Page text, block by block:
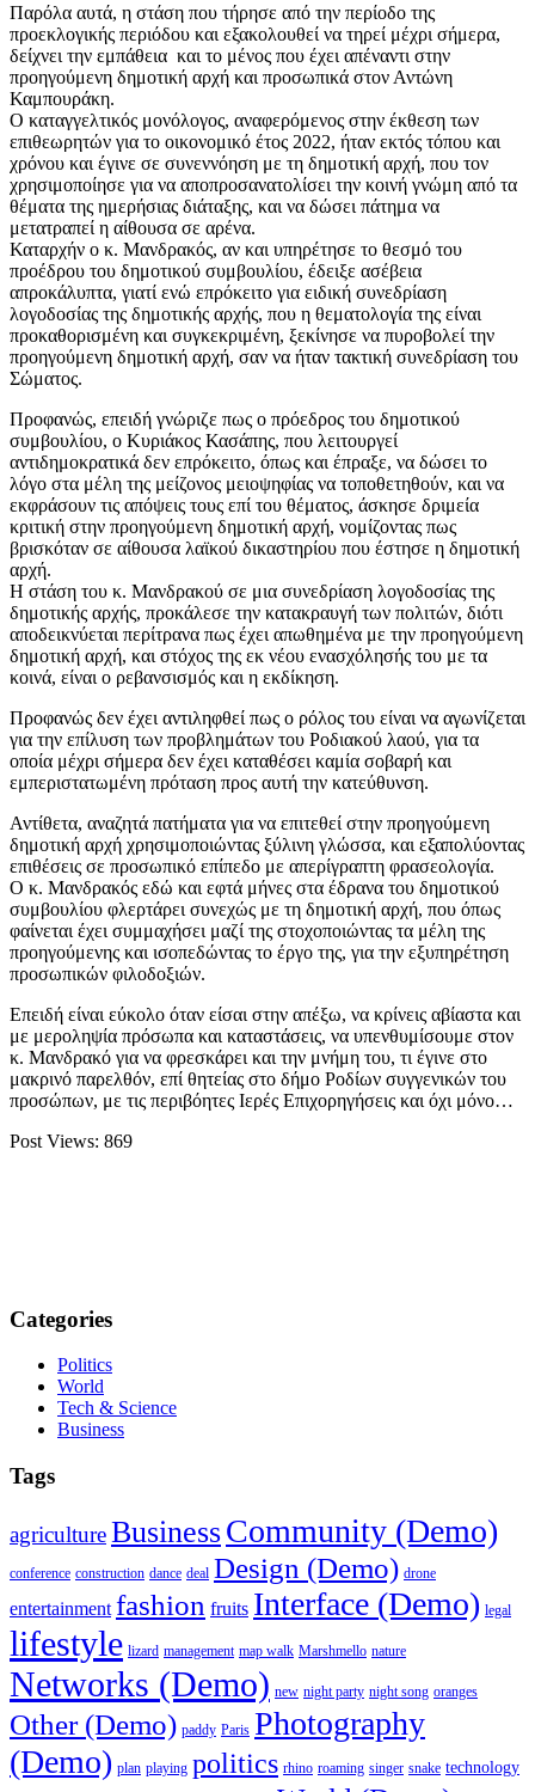
Παρόλα αυτά, η στάση που τήρησε από την περίοδο της
προεκλογικής περιόδου και εξακολουθεί να τηρεί μέχρι σήμερα,
δείχνει την εμπάθεια και το μένος που έχει απέναντι στην
προηγούμενη δημοτική αρχή και προσωπικά στον Αντώνη
Καμπουράκη.
Ο καταγγελτικός μονόλογος, αναφερόμενος στην έκθεση των
επιθεωρητών για το οικονομικό έτος 2022, ήταν εκτός τόπου και
χρόνου και έγινε σε συνεννόηση με τη δημοτική αρχή, που τον
χρησιμοποίησε για να αποπροσανατολίσει την κοινή γνώμη από τα
θέματα της ημερήσιας διάταξης, και να δώσει πάτημα να
μετατραπεί η αίθουσα σε αρένα.
Καταρχήν ο κ. Μανδρακός, αν και υπηρέτησε το θεσμό του
προέδρου του δημοτικού συμβουλίου, έδειξε ασέβεια
απροκάλυπτα, γιατί ενώ επρόκειτο για ειδική συνεδρίαση
λογοδοσίας της δημοτικής αρχής, που η θεματολογία της είναι
προκαθορισμένη και συγκεκριμένη, ξεκίνησε να πυροβολεί την
προηγούμενη δημοτική αρχή, σαν να ήταν τακτική συνεδρίαση του
Σώματος.
Προφανώς, επειδή γνώριζε πως ο πρόεδρος του δημοτικού
συμβουλίου, ο Κυριάκος Κασάπης, που λειτουργεί
αντιδημοκρατικά δεν επρόκειτο, όπως και έπραξε, να δώσει το
λόγο στα μέλη της μείζονος μειοψηφίας να τοποθετηθούν, και να
εκφράσουν τις απόψεις τους επί του θέματος, άσκησε δριμεία
κριτική στην προηγούμενη δημοτική αρχή, νομίζοντας πως
βρισκόταν σε αίθουσα λαϊκού δικαστηρίου που έστησε η δημοτική
αρχή.
Η στάση του κ. Μανδρακού σε μια συνεδρίαση λογοδοσίας της
δημοτικής αρχής, προκάλεσε την κατακραυγή των πολιτών, διότι
αποδεικνύεται περίτρανα πως έχει απωθημένα με την προηγούμενη
δημοτική αρχή, και στόχος της εκ νέου ενασχόλησής του με τα
κοινά, είναι ο ρεβανσισμός και η εκδίκηση.
Προφανώς δεν έχει αντιληφθεί πως ο ρόλος του είναι να αγωνίζεται
για την επίλυση των προβλημάτων του Ροδιακού λαού, για τα
οποία μέχρι σήμερα δεν έχει καταθέσει καμία σοβαρή και
εμπεριστατωμένη πρόταση προς αυτή την κατεύθυνση.
Αντίθετα, αναζητά πατήματα για να επιτεθεί στην προηγούμενη
δημοτική αρχή χρησιμοποιώντας ξύλινη γλώσσα, και εξαπολύοντας
επιθέσεις σε προσωπικό επίπεδο με απερίγραπτη φρασεολογία.
Ο κ. Μανδρακός εδώ και εφτά μήνες στα έδρανα του δημοτικού
συμβουλίου φλερτάρει συνεχώς με τη δημοτική αρχή, που όπως
φαίνεται έχει συμμαχήσει μαζί της στοχοποιώντας τα μέλη της
προηγούμενης και ισοπεδώντας το έργο της, για την εξυπηρέτηση
προσωπικών φιλοδοξιών.
Επειδή είναι εύκολο όταν είσαι στην απέξω, να κρίνεις αβίαστα και
με μεροληψία πρόσωπα και καταστάσεις, να υπενθυμίσουμε στον
κ. Μανδρακό για να φρεσκάρει και την μνήμη του, τι έγινε στο
μακρινό παρελθόν, επί θητείας στο δήμο Ροδίων συγγενικών του
προσώπων, με τις περιβόητες Ιερές Επιχορηγήσεις και όχι μόνο…
Post Views: 869
Categories
Politics
World
Tech & Science
Business
Tags
agricultureBusinessCommunity (Demo)
conference construction dance deal Design (Demo) drone
entertainment fashion fruits Interface (Demo) legal
lifestyle lizard management map walk Marshmello nature
Networks (Demo) new night party night song oranges
Other (Demo) paddy Paris Photography
(Demo) plan playing politics rhino roaming singer snake technology